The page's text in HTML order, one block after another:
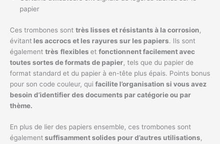
papier
Ces trombones sont très lisses et résistants à la corrosion,
évitant les accrocs et les rayures sur les papiers. Ils sont
également très flexibles et fonctionnent facilement avec
toutes sortes de formats de papier, tels que du papier de
format standard et du papier à en-tête plus épais. Points bonus
pour son code couleur, qui facilite l’organisation si vous avez
besoin d’identifier des documents par catégorie ou par
thème.
En plus de lier des papiers ensemble, ces trombones sont
égalementsuffisamment solides pour d’autres utilisations,